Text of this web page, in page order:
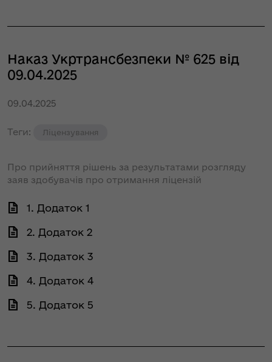
Наказ Укртрансбезпеки № 625 від
09.04.2025
09.04.2025
Теги: Ліцензування
Про прийняття рішень за результатами розгляду
заяв здобувачів про отримання ліцензій
1. Додаток 1
2. Додаток 2
3. Додаток 3
4. Додаток 4
5. Додаток 5